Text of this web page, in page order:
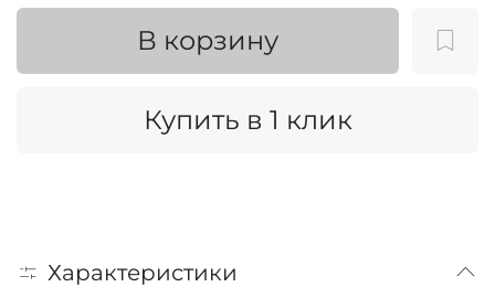
В корзину
Купить в 1 клик
Характеристики